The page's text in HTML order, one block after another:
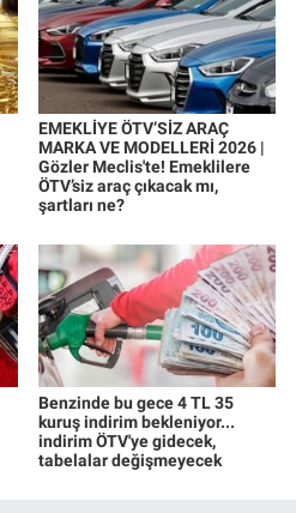
EMEKLİYE ÖTV’SİZ ARAÇ
MARKA VE MODELLERİ 2026 |
Gözler Meclis'te! Emeklilere
ÖTV’siz araç çıkacak mı,
şartları ne?
Benzinde bu gece 4 TL 35
kuruş indirim bekleniyor...
indirim ÖTV'ye gidecek,
tabelalar değişmeyecek